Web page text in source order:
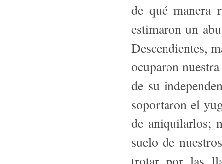
de qué manera
estimaron un
Descendientes,
ocuparon
de su
soportaron el
de aniquilarlos;
suelo de
trotar por las